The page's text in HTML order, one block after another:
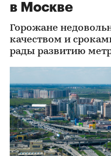
в Москве
Горожане
качеством и
рады развитию